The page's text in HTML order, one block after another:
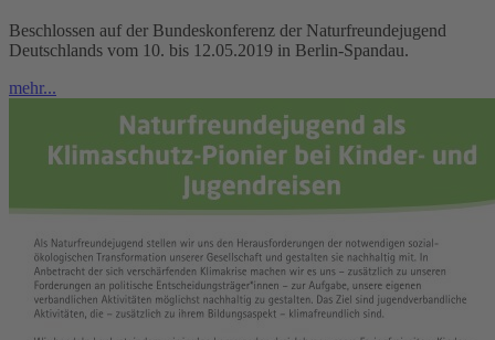
Beschlossen auf der Bundeskonferenz der Naturfreundejugend
Deutschlands vom 10. bis 12.05.2019 in Berlin-Spandau.
mehr...